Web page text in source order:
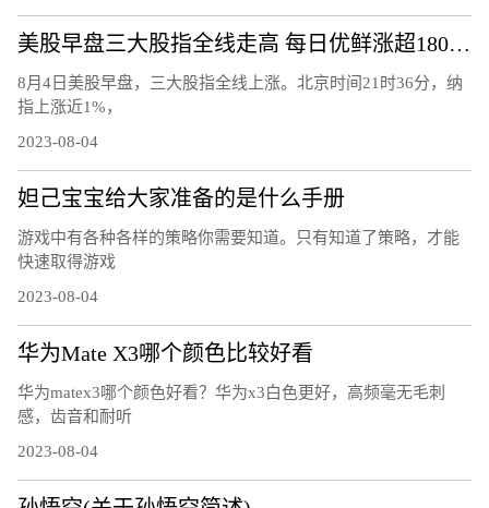
美股早盘三大股指全线走高 每日优鲜涨超180%触发熔断
8月4日美股早盘，三大股指全线上涨。北京时间21时36分，纳
指上涨近1%，
2023-08-04
妲己宝宝给大家准备的是什么手册
游戏中有各种各样的策略你需要知道。只有知道了策略，才能
快速取得游戏
2023-08-04
华为Mate X3哪个颜色比较好看
华为matex3哪个颜色好看？华为x3白色更好，高频毫无毛刺
感，齿音和耐听
2023-08-04